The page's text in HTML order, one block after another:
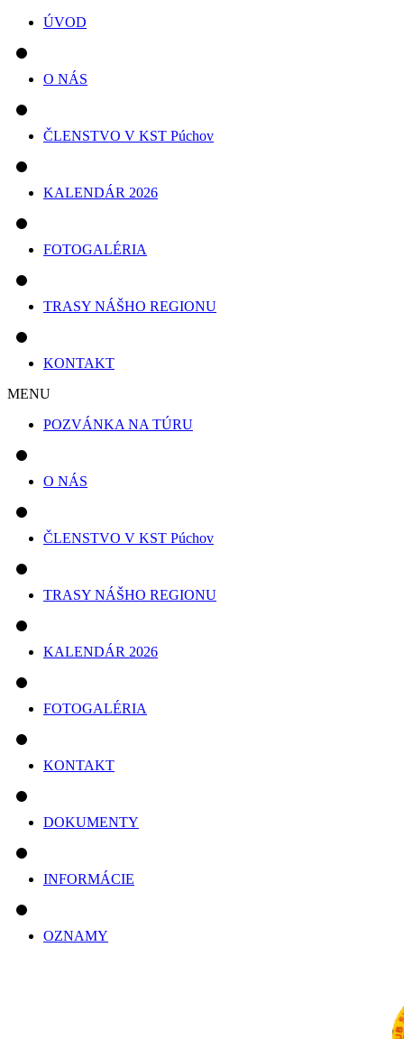
ÚVOD
O NÁS
ČLENSTVO V KST Púchov
KALENDÁR 2026
FOTOGALÉRIA
TRASY NÁŠHO REGIONU
KONTAKT
MENU
POZVÁNKA NA TÚRU
O NÁS
ČLENSTVO V KST Púchov
TRASY NÁŠHO REGIONU
KALENDÁR 2026
FOTOGALÉRIA
KONTAKT
DOKUMENTY
INFORMÁCIE
OZNAMY